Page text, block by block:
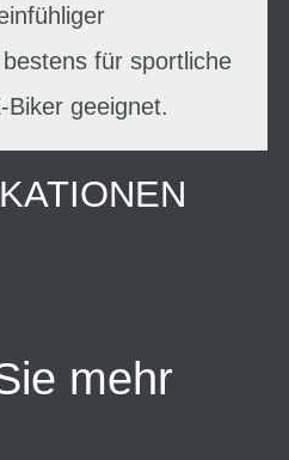
für sportliche
Biker geeignet.
mehr